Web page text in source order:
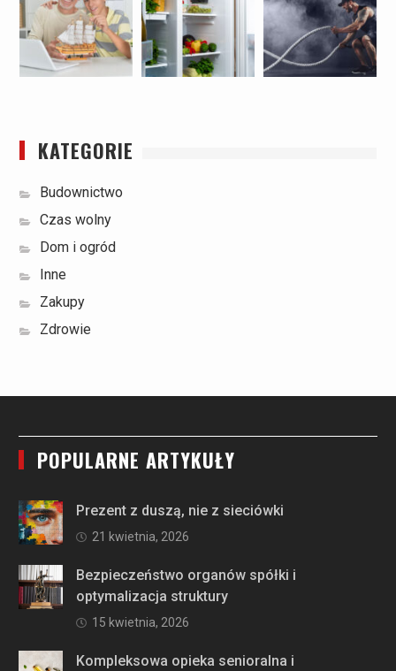
KATEGORIE
Budownictwo
Czas wolny
Dom i ogród
Inne
Zakupy
Zdrowie
POPULARNE ARTYKUŁY
Prezent z duszą, nie z sieciówki
21 kwietnia, 2026
Bezpieczeństwo organów spółki i
optymalizacja struktury
15 kwietnia, 2026
Kompleksowa opieka senioralna i